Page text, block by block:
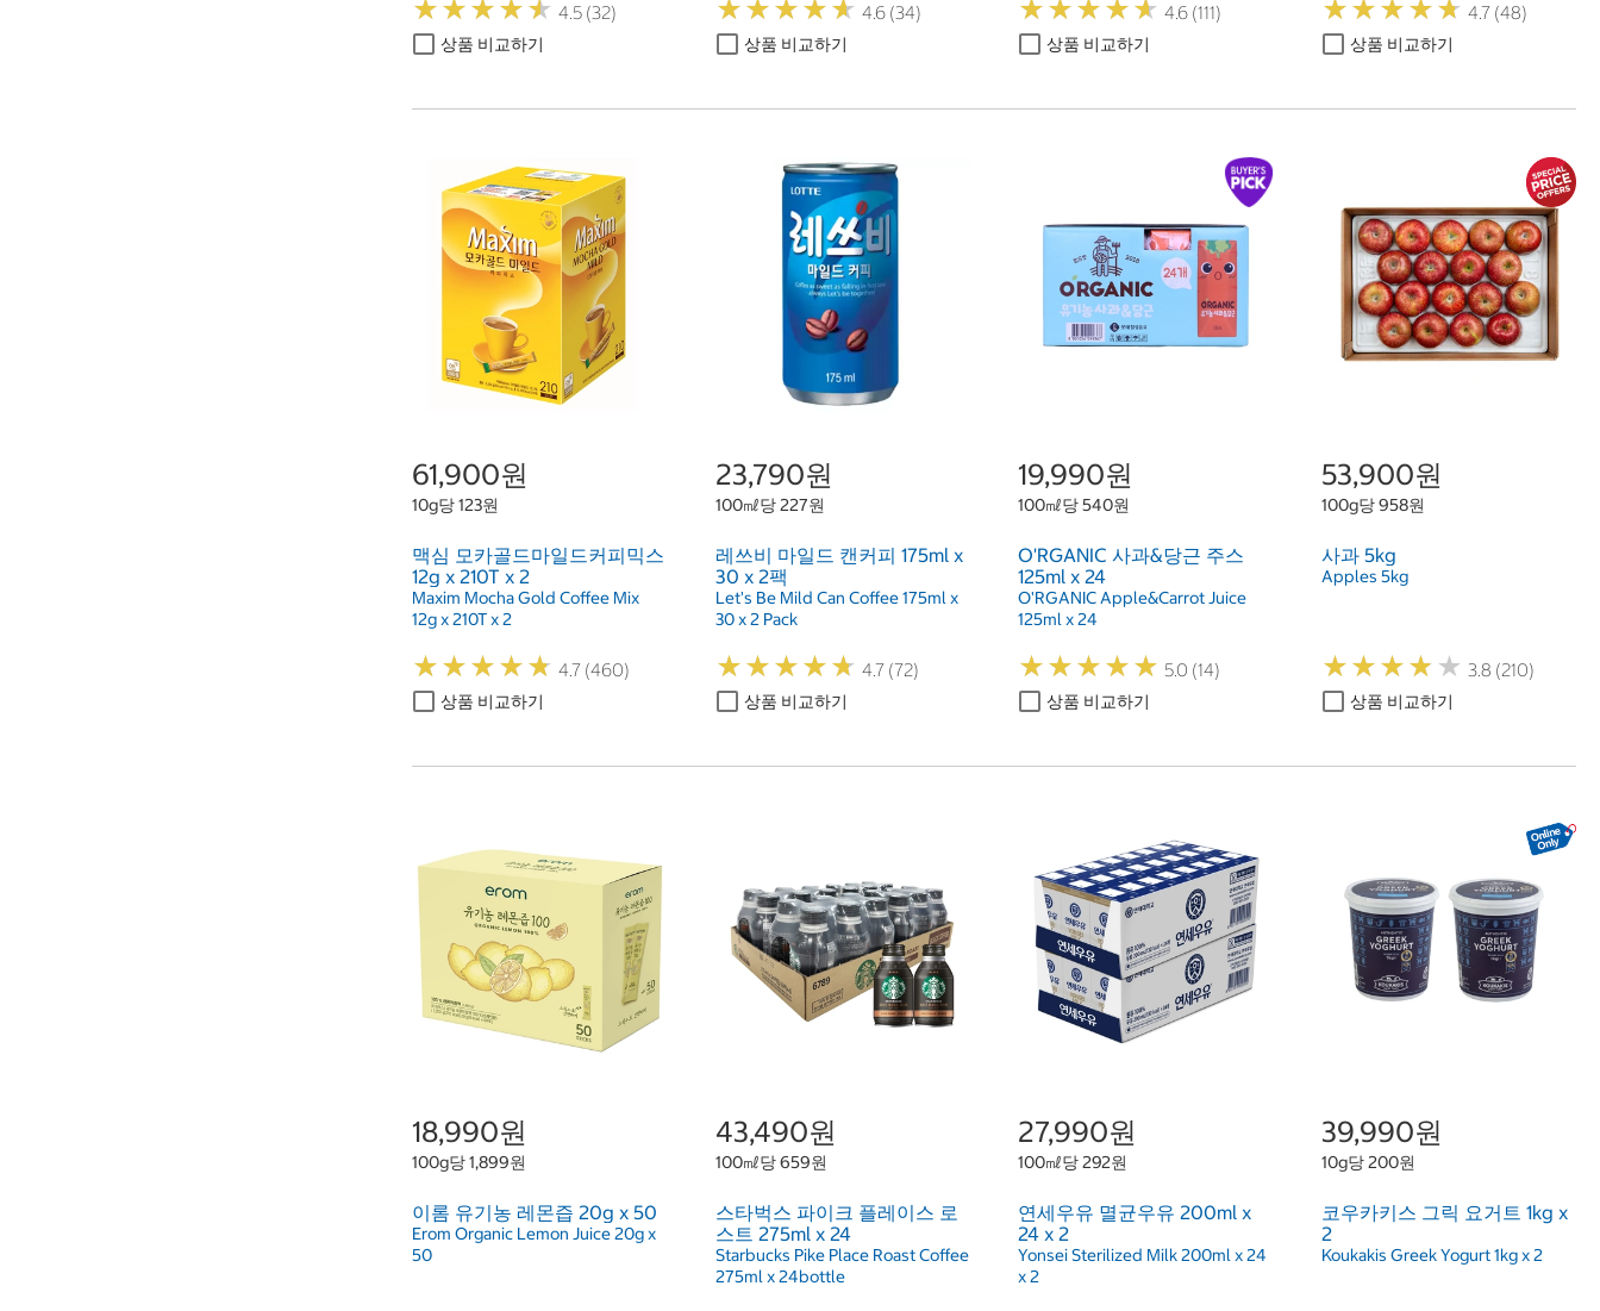
★★★★★
★★★★★ 4.5 (32)
상품 비교하기
★★★★★
★★★★★ 4.6 (34)
상품 비교하기
★★★★★
★★★★★ 4.6 (111)
상품 비교하기
★★★★★
★★★★★ 4.7 (48)
상품 비교하기
61,900원
10g당 123원
맥심 모카골드마일드커피믹스
12g x 210T x 2
Maxim Mocha Gold Coffee Mix
12g x 210T x 2
★★★★★
★★★★★ 4.7 (460)
상품 비교하기
23,790원
100㎖당 227원
레쓰비 마일드 캔커피 175ml x
30 x 2팩
Let's Be Mild Can Coffee 175ml x
30 x 2 Pack
★★★★★
★★★★★ 4.7 (72)
상품 비교하기
19,990원
100㎖당 540원
O'RGANIC 사과&당근 주스
125ml x 24
O'RGANIC Apple&Carrot Juice
125ml x 24
★★★★★
★★★★★ 5.0 (14)
상품 비교하기
53,900원
100g당 958원
사과 5kg
Apples 5kg
★★★★ ★
★★★★ ★ 3.8 (210)
상품 비교하기
18,990원
100g당 1,899원
이롬 유기농 레몬즙 20g x 50
Erom Organic Lemon Juice 20g x
50
43,490원
100㎖당 659원
스타벅스 파이크 플레이스 로
스트 275ml x 24
Starbucks Pike Place Roast Coffee
275ml x 24bottle
27,990원
100㎖당 292원
연세우유 멸균우유 200ml x
24 x 2
Yonsei Sterilized Milk 200ml x 24
x 2
39,990원
10g당 200원
코우카키스 그릭 요거트 1kg x
2
Koukakis Greek Yogurt 1kg x 2